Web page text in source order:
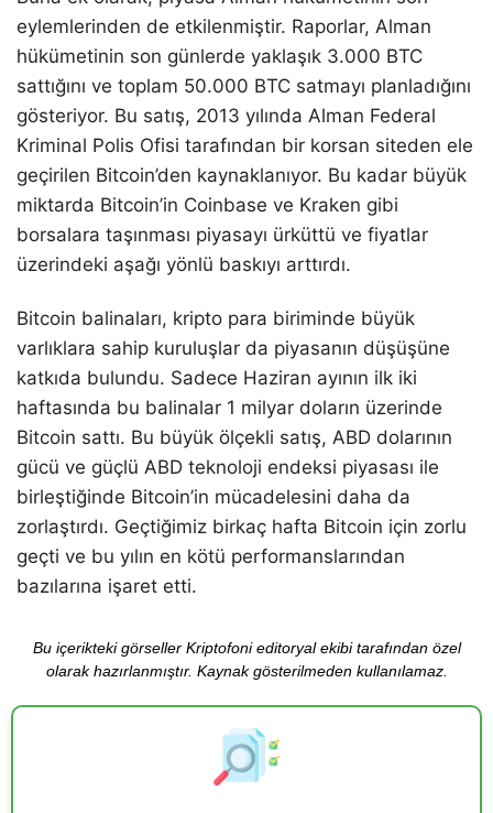
eylemlerinden de etkilenmiştir. Raporlar, Alman
hükümetinin son günlerde yaklaşık 3.000 BTC
sattığını ve toplam 50.000 BTC satmayı planladığını
gösteriyor. Bu satış, 2013 yılında Alman Federal
Kriminal Polis Ofisi tarafından bir korsan siteden ele
geçirilen Bitcoin’den kaynaklanıyor. Bu kadar büyük
miktarda Bitcoin’in Coinbase ve Kraken gibi
borsalara taşınması piyasayı ürküttü ve fiyatlar
üzerindeki aşağı yönlü baskıyı arttırdı.
Bitcoin balinaları, kripto para biriminde büyük
varlıklara sahip kuruluşlar da piyasanın düşüşüne
katkıda bulundu. Sadece Haziran ayının ilk iki
haftasında bu balinalar 1 milyar doların üzerinde
Bitcoin sattı. Bu büyük ölçekli satış, ABD dolarının
gücü ve güçlü ABD teknoloji endeksi piyasası ile
birleştiğinde Bitcoin’in mücadelesini daha da
zorlaştırdı. Geçtiğimiz birkaç hafta Bitcoin için zorlu
geçti ve bu yılın en kötü performanslarından
bazılarına işaret etti.
Bu içerikteki görseller Kriptofoni editoryal ekibi tarafından özel
olarak hazırlanmıştır. Kaynak gösterilmeden kullanılamaz.